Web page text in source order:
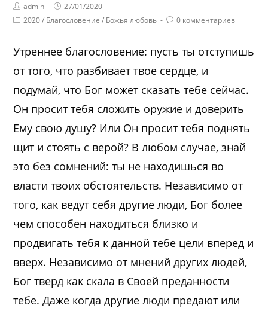
admin
27/01/2020
2020 / Благословение / Божья любовь 0 комментариев
Утреннее благословение: пусть ты отступишь
от того, что разбивает твое сердце, и
подумай, что Бог может сказать тебе сейчас.
Он просит тебя сложить оружие и доверить
Ему свою душу? Или Он просит тебя поднять
щит и стоять с верой? В любом случае, знай
это без сомнений: ты не находишься во
власти твоих обстоятельств. Независимо от
того, как ведут себя другие люди, Бог более
чем способен находиться близко и
продвигать тебя к данной тебе цели вперед и
вверх. Независимо от мнений других людей,
Бог тверд как скала в Своей преданности
тебе. Даже когда другие люди предают или